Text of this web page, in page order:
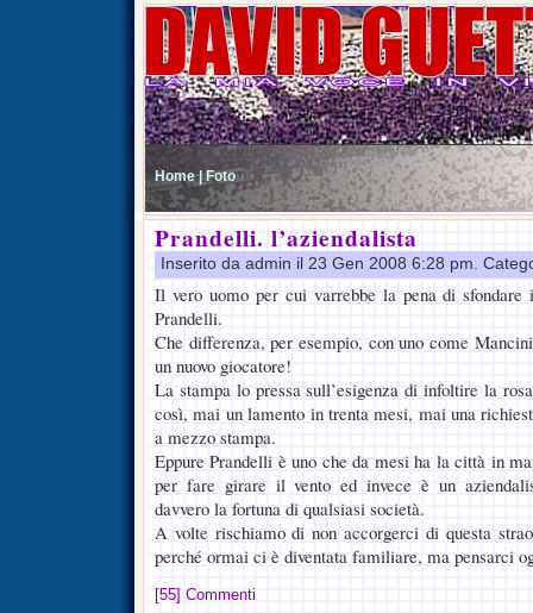
Home | Foto
Prandelli. l’aziendalista
Inserito da admin il 23 Gen 2008 6:28 pm.
Il vero uomo per cui varrebbe la pena di
Prandelli.
Che differenza, per esempio, con uno come
un nuovo giocatore!
La stampa lo pressa sull’esigenza di infoltire la
così, mai un lamento in trenta mesi, mai una
a mezzo stampa.
Eppure Prandelli è uno che da mesi ha la città in
per fare girare il vento ed invece è un
davvero la fortuna di qualsiasi società.
A volte rischiamo di non accorgerci di questa
perché ormai ci è diventata familiare, ma pensarci
[55] Commenti